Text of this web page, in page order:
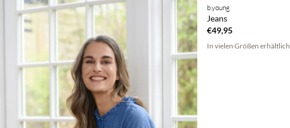
b.young
Jeans
€49,95
In vielen Größen erhältlich